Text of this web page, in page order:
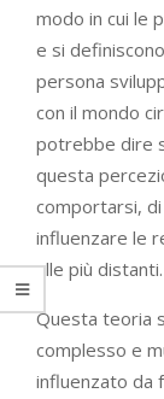
modo in cui le
e si
persona
con il mondo
potrebbe dire
questa
comportarsi,
influenzare le
alle più distanti.
Questa teoria
complesso e
influenzato da